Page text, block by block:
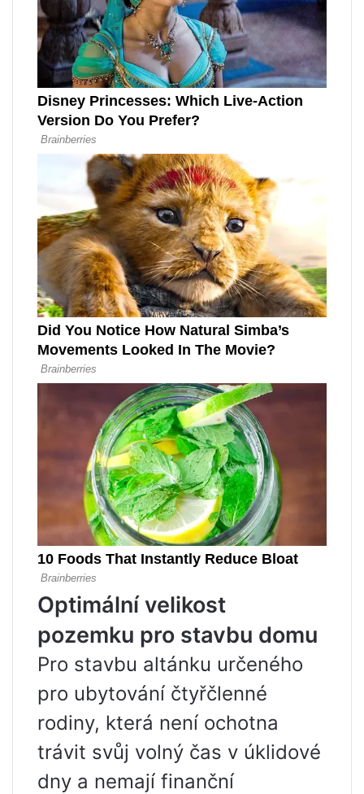
Optimální velikost
pozemku pro stavbu domu
Pro stavbu altánku určeného
pro ubytování čtyřčlenné
rodiny, která není ochotna
trávit svůj volný čas v úklidové
dny a nemají finanční